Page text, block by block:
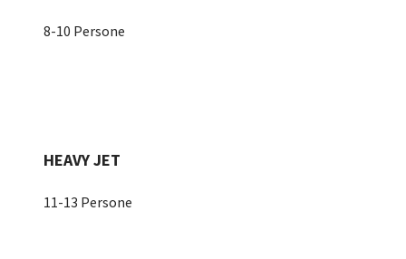
8-10 Persone
HEAVY JET
11-13 Persone